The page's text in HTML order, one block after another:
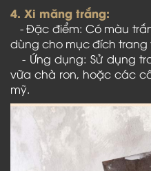
4. Xi măng trắng:
- Đặc điểm: Có màu
dùng cho mục đích trang
- Ứng dụng: Sử dụng
vữa chà ron, hoặc các
mỹ.